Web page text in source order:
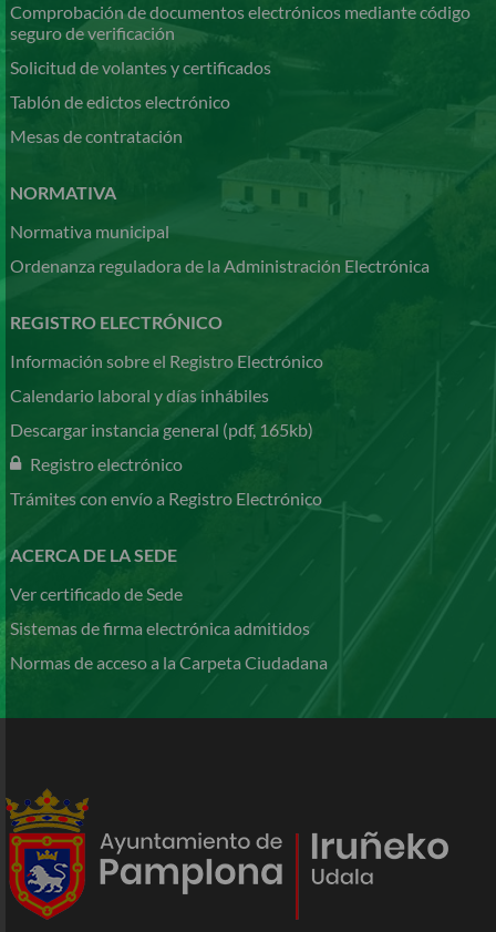
Comprobación de documentos electrónicos mediante código
seguro de verificación
Solicitud de volantes y certificados
Tablón de edictos electrónico
Mesas de contratación
NORMATIVA
Normativa municipal
Ordenanza reguladora de la Administración Electrónica
REGISTRO ELECTRÓNICO
Información sobre el Registro Electrónico
Calendario laboral y días inhábiles
Descargar instancia general (pdf, 165kb)
Registro electrónico
Trámites con envío a Registro Electrónico
ACERCA DE LA SEDE
Ver certificado de Sede
Sistemas de firma electrónica admitidos
Normas de acceso a la Carpeta Ciudadana